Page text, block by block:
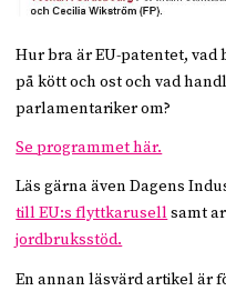
Hur bra är EU-patentet,
på kött och ost och vad
parlamentariker om?
Se programmet här.
Läs gärna även Dagens
till EU:s flyttkarusellsamt
jordbruksstöd.
En annan läsvärd artikel är